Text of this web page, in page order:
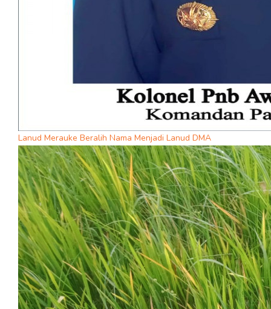
Lanud Merauke Beralih Nama Menjadi Lanud DMA